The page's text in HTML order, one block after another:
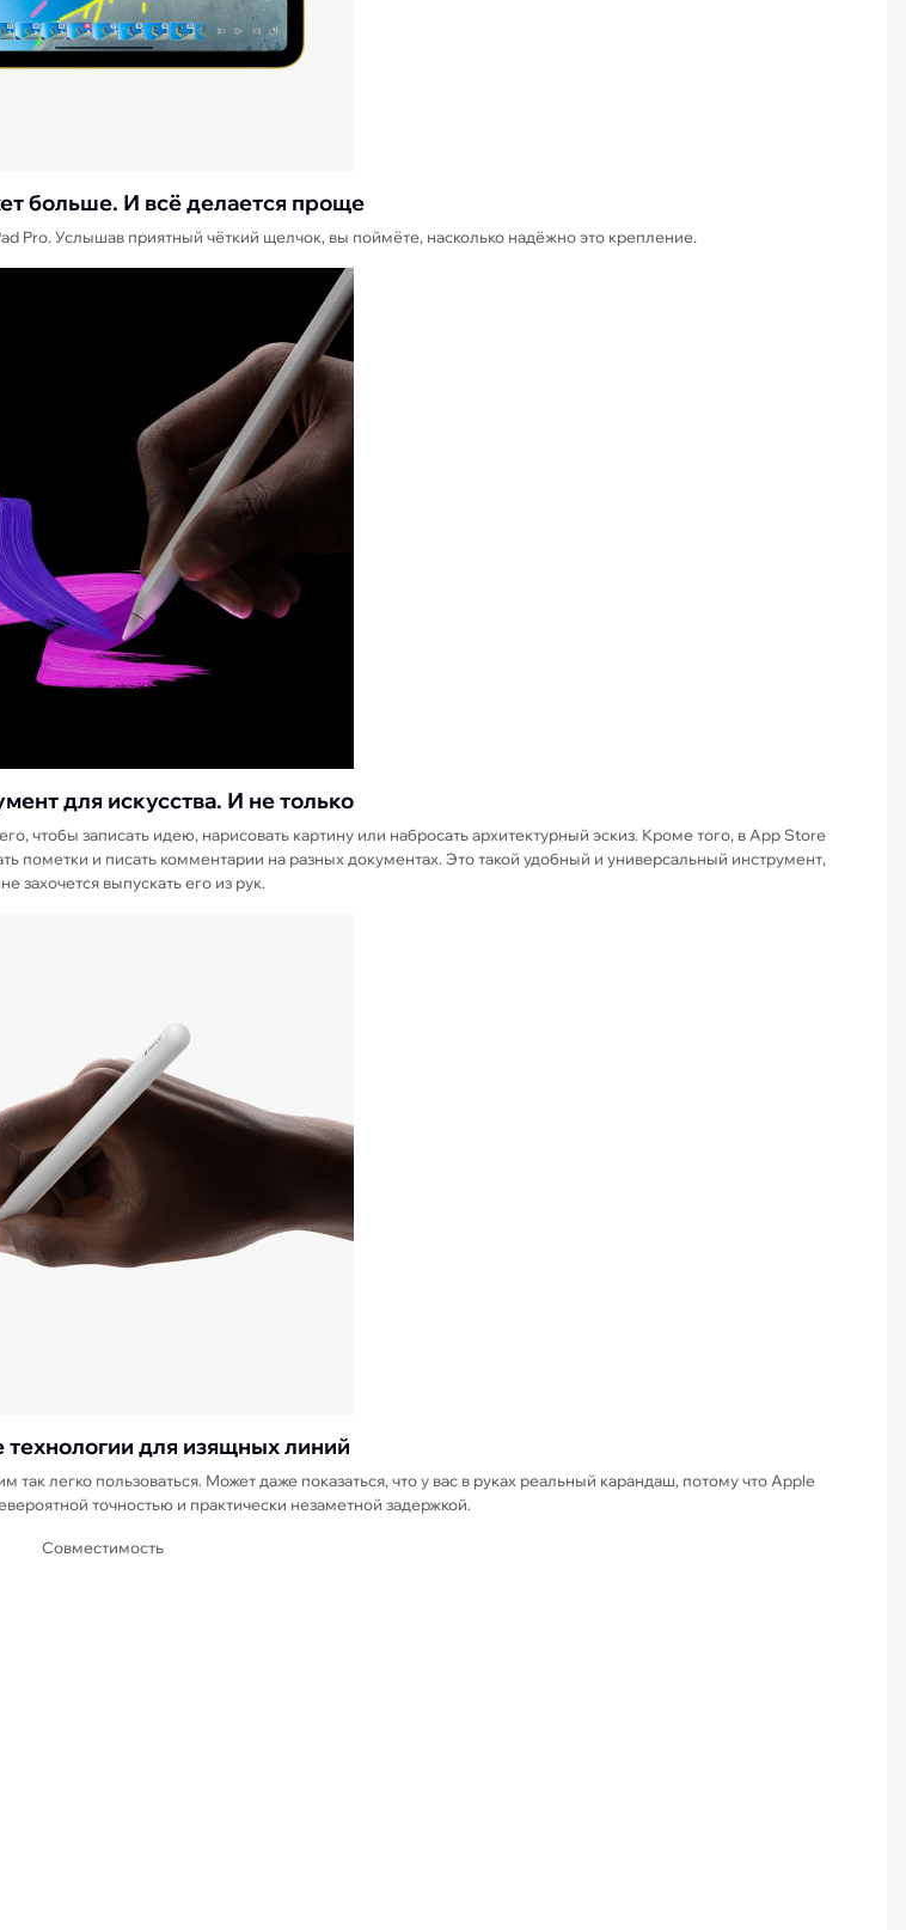
больше. И всё делается проще
Pro. Услышав приятный чёткий щелчок, вы поймёте, насколько надёжно это крепление.
для искусства. И не только
записать идею, нарисовать картину или набросать архитектурный эскиз. Кроме того, в App Store
пометки и писать комментарии на разных документах. Это такой удобный и универсальный инструмент,
захочется выпускать его из рук.
для изящных линий
легко пользоваться. Может даже показаться, что у вас в руках реальный карандаш, потому что Apple
точностью и практически незаметной задержкой.
Совместимость